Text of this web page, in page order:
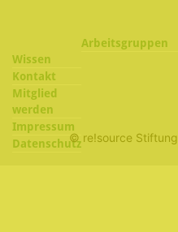
Arbeitsgruppen
Wissen
Kontakt
Mitglied
werden
Impressum
Datenschutz© re!source